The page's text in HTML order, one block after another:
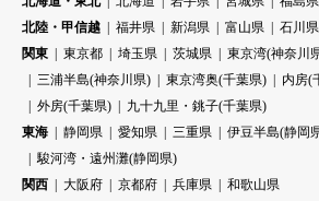
北陸・甲信越
福井県 新潟県 富山県
石川県
関東
東京都 埼玉県 茨城県 東京湾(神奈川
三浦半島(神奈川県)
東京湾奥(千葉県) 内房(
外房(千葉県)
九十九里・銚子(千葉県)
東海
静岡県 愛知県 三重県
伊豆半島(静岡
駿河湾・遠州灘(静岡県)
関西
大阪府 京都府 兵庫県
和歌山県